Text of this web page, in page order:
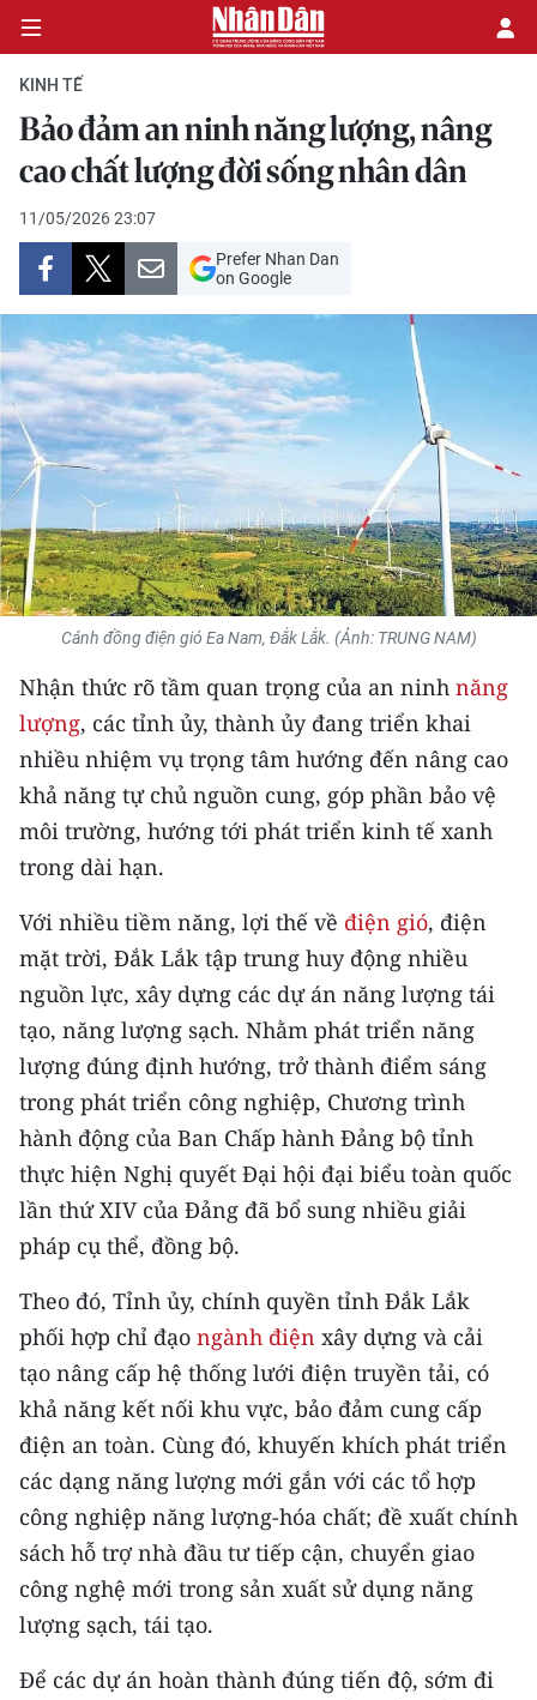
CHÍNH TRỊ
KINH TẾ
VĂN HÓA
XÃ HỘI
PHÁP LUẬT
DU LỊCH
THẾ GIỚI
THỂ THAO
GIÁO DỤC
Y TẾ
KHOA HỌC - CÔNG NGHỆ
MÔI TRƯỜNG
BẠN ĐỌC
KIỂM CHỨNG THÔNG TIN
TRI THỨC CHUYÊN SÂU
54 DÂN TỘC VIỆT NAM
CHƯƠNG TRÌNH OCOP - MỖI XÃ
MỘT SẢN PHẨM
RADIO
MEDIA CENTER
E-Magazine
Video
Media Chính trị
Media Kinh tế
Media Văn hóa
Media Xã hội
Media Pháp luật
Media Du lịch
KINH TẾ
Bảo đảm an ninh năng lượng, nâng
cao chất lượng đời sống nhân dân
11/05/2026 23:07
Prefer Nhan Dan
on Google
Cánh đồng điện gió Ea Nam, Đắk Lắk. (Ảnh: TRUNG NAM)
Nhận thức rõ tầm quan trọng của an ninh năng
lượng, các tỉnh ủy, thành ủy đang triển khai
nhiều nhiệm vụ trọng tâm hướng đến nâng cao
khả năng tự chủ nguồn cung, góp phần bảo vệ
môi trường, hướng tới phát triển kinh tế xanh
trong dài hạn.
Với nhiều tiềm năng, lợi thế về điện gió, điện
mặt trời, Đắk Lắk tập trung huy động nhiều
nguồn lực, xây dựng các dự án năng lượng tái
tạo, năng lượng sạch. Nhằm phát triển năng
lượng đúng định hướng, trở thành điểm sáng
trong phát triển công nghiệp, Chương trình
hành động của Ban Chấp hành Đảng bộ tỉnh
thực hiện Nghị quyết Đại hội đại biểu toàn quốc
lần thứ XIV của Đảng đã bổ sung nhiều giải
pháp cụ thể, đồng bộ.
Theo đó, Tỉnh ủy, chính quyền tỉnh Đắk Lắk
phối hợp chỉ đạo ngành điện xây dựng và cải
tạo nâng cấp hệ thống lưới điện truyền tải, có
khả năng kết nối khu vực, bảo đảm cung cấp
điện an toàn. Cùng đó, khuyến khích phát triển
các dạng năng lượng mới gắn với các tổ hợp
công nghiệp năng lượng-hóa chất; đề xuất chính
sách hỗ trợ nhà đầu tư tiếp cận, chuyển giao
công nghệ mới trong sản xuất sử dụng năng
lượng sạch, tái tạo.
Để các dự án hoàn thành đúng tiến độ, sớm đi